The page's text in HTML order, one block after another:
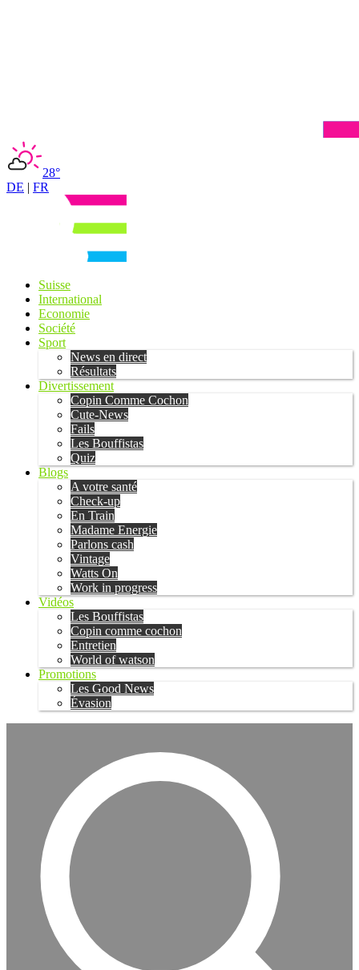
28°
DE | FR
Suisse
International
Economie
Société
Sport
News en direct
Résultats
Divertissement
Copin Comme Cochon
Cute-News
Fails
Les Bouffistas
Quiz
Blogs
A votre santé
Check-up
En Train
Madame Energie
Parlons cash
Vintage
Watts On
Work in progress
Vidéos
Les Bouffistas
Copin comme cochon
Entretien
World of watson
Promotions
Les Good News
Évasion